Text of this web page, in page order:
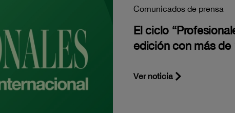
Comunicados de prensa
El ciclo
edición con más de
Ver noticia